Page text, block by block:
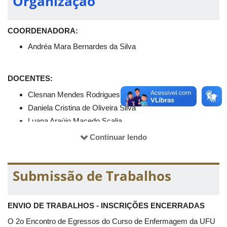
Um momento especial que reúne a apresentação de trabalhos
em formato de pôster junto ao coffee break, criando um
pesquisas e práticas profissionais, além de fortalecer os
vínculos entre diferentes gerações de egressos.
COORDENADORA:
Andréa Mara Bernardes da Silva
DOCENTES:
Clesnan Mendes Rodrigues
Daniela Cristina de Oliveira Silva
Luana Araújo Macedo Scalia
Ana Paula Teixeira Bomfim
Continuar lendo
Submissão de Trabalhos
ENVIO DE TRABALHOS - INSCRIÇÕES ENCERRADAS
O 2o Encontro de Egressos do Curso de Enfermagem da UFU